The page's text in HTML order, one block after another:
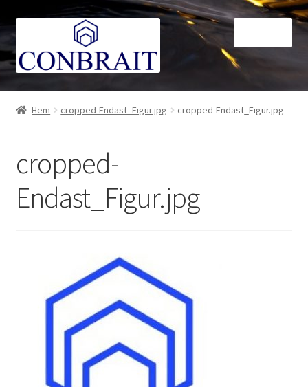
navigering
innehåll
Shop
Kontakt
Om
Hem cropped-Endast_Figur.jpg cropped-Endast_Figur.jpg
cropped-
Endast_Figur.jpg